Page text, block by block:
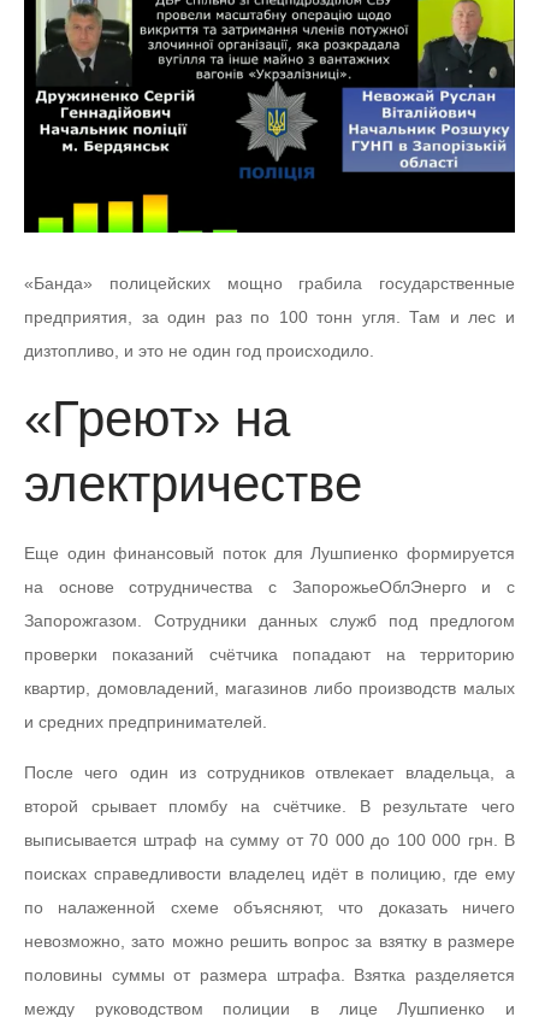
«Банда» полицейских мощно грабила государственные
предприятия, за один раз по 100 тонн угля. Там и лес и
дизтопливо, и это не один год происходило.
«Греют» на
электричестве
Еще один финансовый поток для Лушпиенко формируется
на основе сотрудничества с ЗапорожьеОблЭнерго и с
Запорожгазом. Сотрудники данных служб под предлогом
проверки показаний счётчика попадают на территорию
квартир, домовладений, магазинов либо производств малых
и средних предпринимателей.
После чего один из сотрудников отвлекает владельца, а
второй срывает пломбу на счётчике. В результате чего
выписывается штраф на сумму от 70 000 до 100 000 грн. В
поисках справедливости владелец идёт в полицию, где ему
по налаженной схеме объясняют, что доказать ничего
невозможно, зато можно решить вопрос за взятку в размере
половины суммы от размера штрафа. Взятка разделяется
между руководством полиции в лице Лушпиенко и